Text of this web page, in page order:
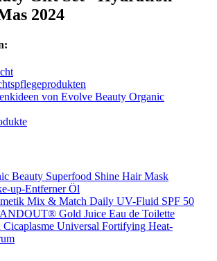
2024
von Evolve Beauty Organic
Beauty Superfood Shine Hair Mask
up-Entferner Öl
Mix & Match Daily UV-Fluid SPF 50
Gold Juice Eau de Toilette
Universal Fortifying Heat-